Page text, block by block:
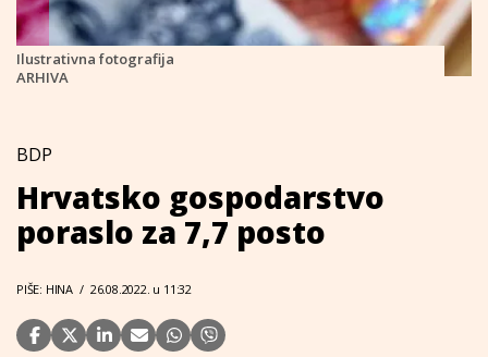
Ilustrativna fotografija
ARHIVA
BDP
Hrvatsko gospodarstvo
poraslo za 7,7 posto
PIŠE: HINA / 26.08.2022. u 11:32